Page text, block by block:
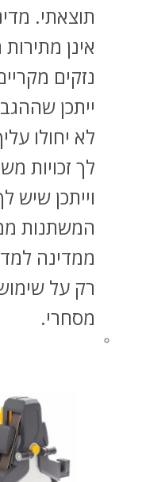
תוצאתי.
אינן
נזקים
ייתכן
לא יחולו
לך זכויות
וייתכן שיש
המשתנות
ממדינה
רק על
מסחרי.